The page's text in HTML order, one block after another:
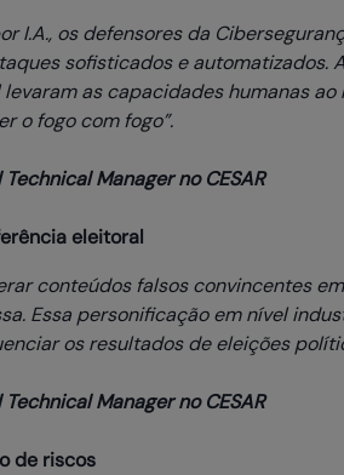
I.A., os defensores da
sofisticados e automatizados.
as capacidades humanas
o fogo com fogo”.
Manager no CESAR
eleitoral
conteúdos falsos convincentes
Essa personificação em nível
os resultados de eleições
Manager no CESAR
de riscos